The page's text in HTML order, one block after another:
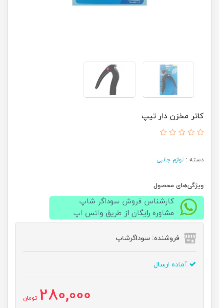
کاتر مخزن دار تیپ
دسته : لوازم جانبی
ویژگی‌های محصول
کارشناس فروش سوداگر شاپ
مشاوره رایگان از طریق واتس اپ
فروشنده: سوداگرشاپ
آماده ارسال
280,000 تومان